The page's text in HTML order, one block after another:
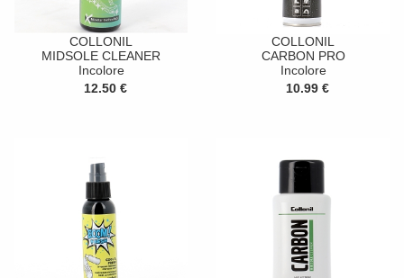
COLLONIL
MIDSOLE CLEANER
Incolore
12.50 €
COLLONIL
CARBON PRO
Incolore
10.99 €